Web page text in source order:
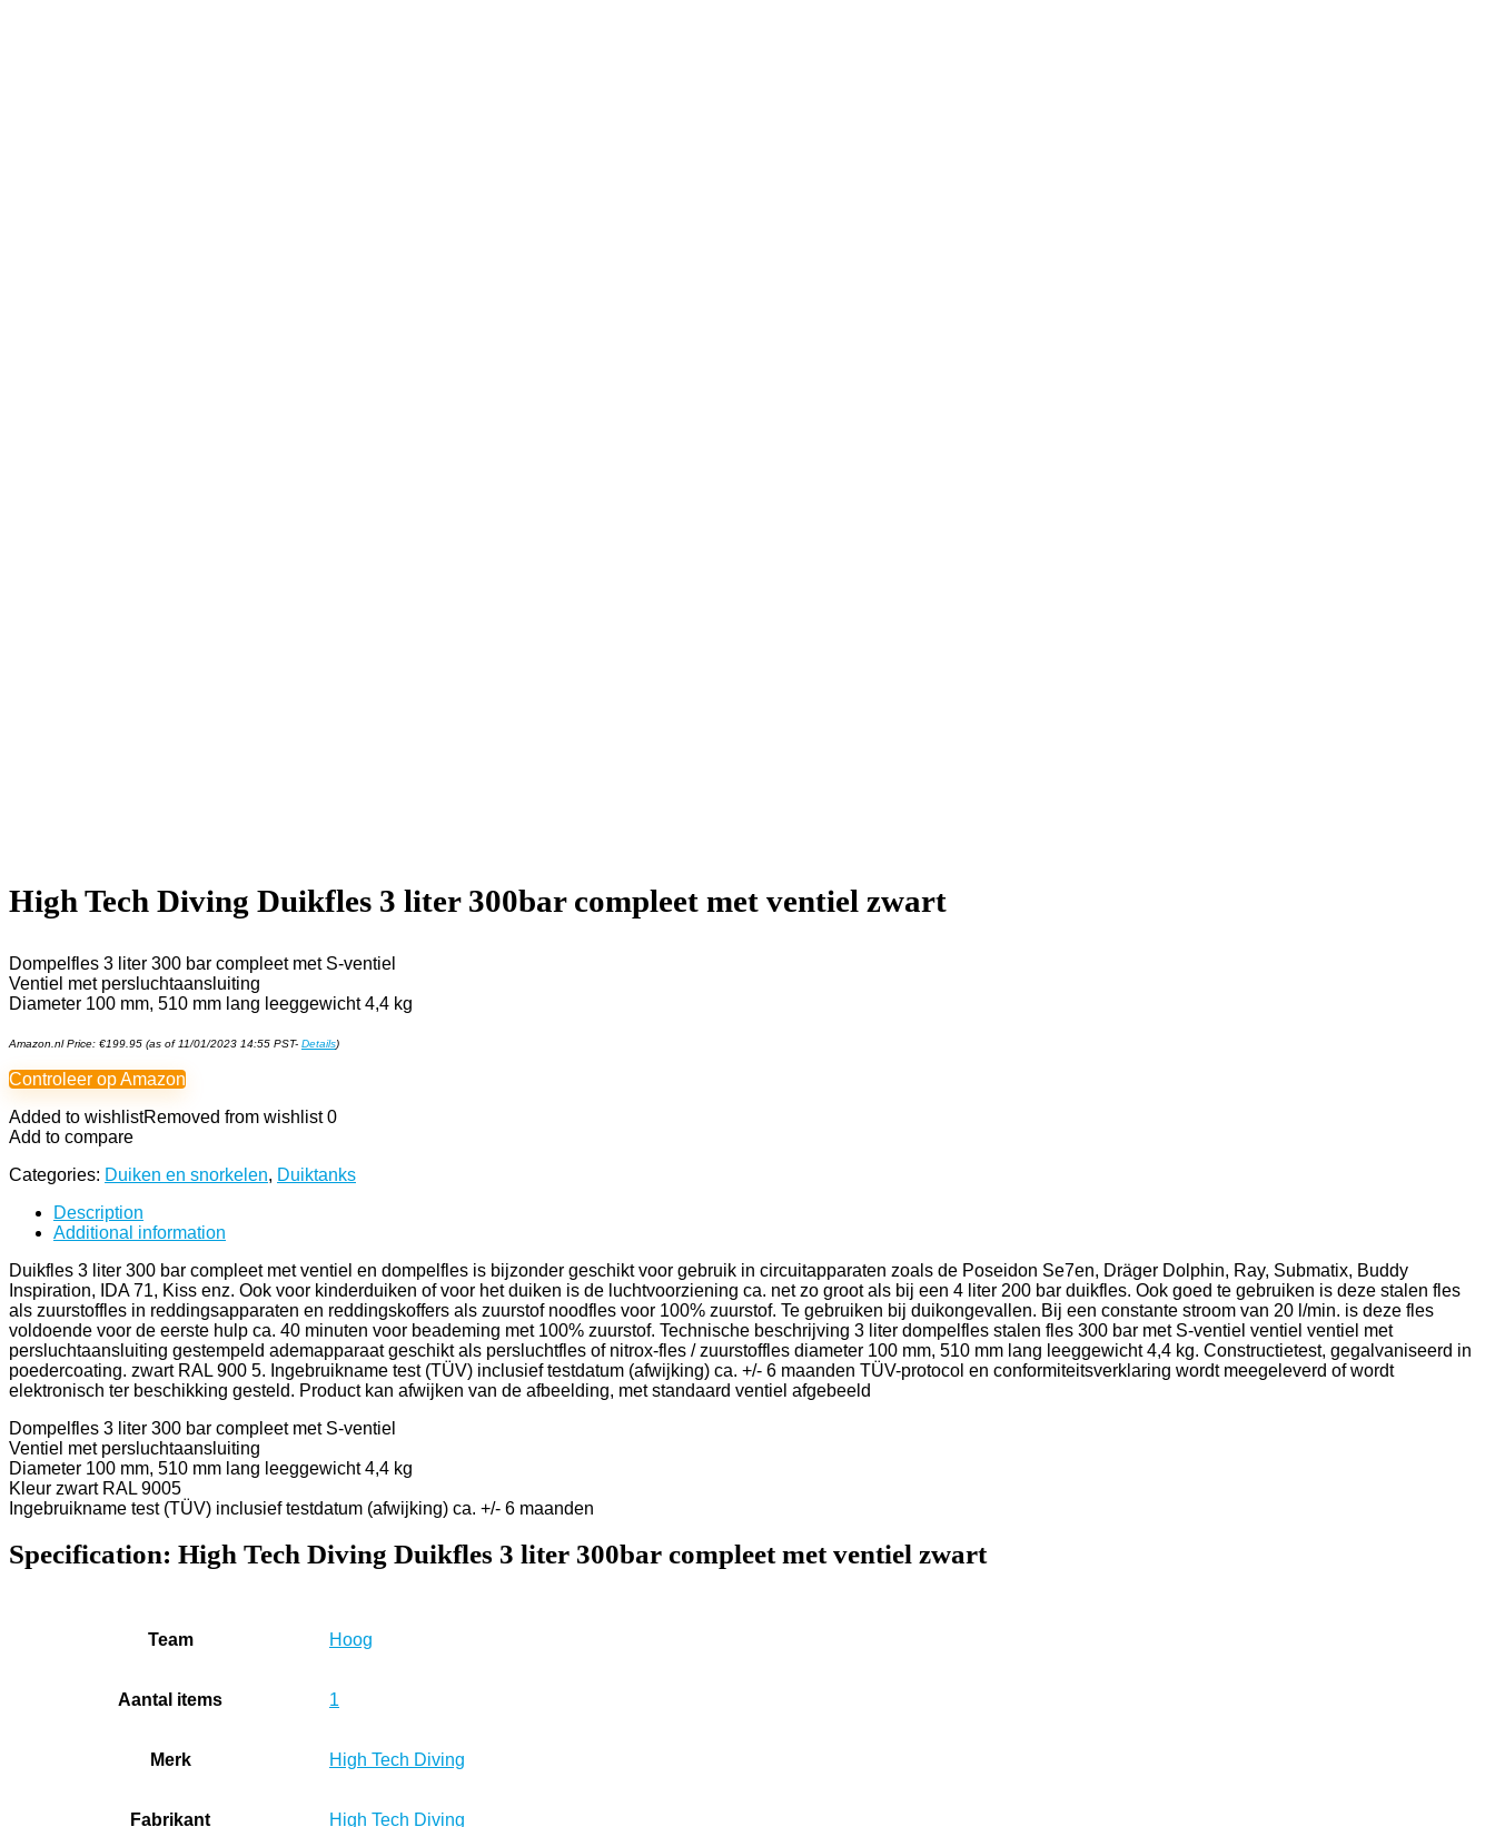
High Tech Diving Duikfles 3 liter 300bar compleet met ventiel zwart
Dompelfles 3 liter 300 bar compleet met S-ventiel
Ventiel met persluchtaansluiting
Diameter 100 mm, 510 mm lang leeggewicht 4,4 kg
Amazon.nl Price: €199.95 (as of 11/01/2023 14:55 PST- Details)
Controleer op Amazon
Added to wishlistRemoved from wishlist 0
Add to compare
Categories: Duiken en snorkelen, Duiktanks
Description
Additional information
Duikfles 3 liter 300 bar compleet met ventiel en dompelfles is bijzonder geschikt voor gebruik in circuitapparaten zoals de Poseidon Se7en, Dräger Dolphin, Ray, Submatix, Buddy
Inspiration, IDA 71, Kiss enz. Ook voor kinderduiken of voor het duiken is de luchtvoorziening ca. net zo groot als bij een 4 liter 200 bar duikfles. Ook goed te gebruiken is deze stalen fles
als zuurstoffles in reddingsapparaten en reddingskoffers als zuurstof noodfles voor 100% zuurstof. Te gebruiken bij duikongevallen. Bij een constante stroom van 20 l/min. is deze fles
voldoende voor de eerste hulp ca. 40 minuten voor beademing met 100% zuurstof. Technische beschrijving 3 liter dompelfles stalen fles 300 bar met S-ventiel ventiel ventiel met
persluchtaansluiting gestempeld ademapparaat geschikt als persluchtfles of nitrox-fles / zuurstoffles diameter 100 mm, 510 mm lang leeggewicht 4,4 kg. Constructietest, gegalvaniseerd in
poedercoating. zwart RAL 900 5. Ingebruikname test (TÜV) inclusief testdatum (afwijking) ca. +/- 6 maanden TÜV-protocol en conformiteitsverklaring wordt meegeleverd of wordt
elektronisch ter beschikking gesteld. Product kan afwijken van de afbeelding, met standaard ventiel afgebeeld
Dompelfles 3 liter 300 bar compleet met S-ventiel
Ventiel met persluchtaansluiting
Diameter 100 mm, 510 mm lang leeggewicht 4,4 kg
Kleur zwart RAL 9005
Ingebruikname test (TÜV) inclusief testdatum (afwijking) ca. +/- 6 maanden
Specification: High Tech Diving Duikfles 3 liter 300bar compleet met ventiel zwart
Team ‎Hoog
Aantal items ‎1
Merk ‎High Tech Diving
Fabrikant ‎High Tech Diving